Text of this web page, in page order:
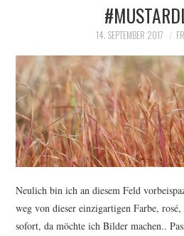
14. SEPTEMBER 2017
Neulich bin ich an diesem Feld
weg von dieser einzigartigen Farbe,
sofort, da möchte ich Bilder machen..